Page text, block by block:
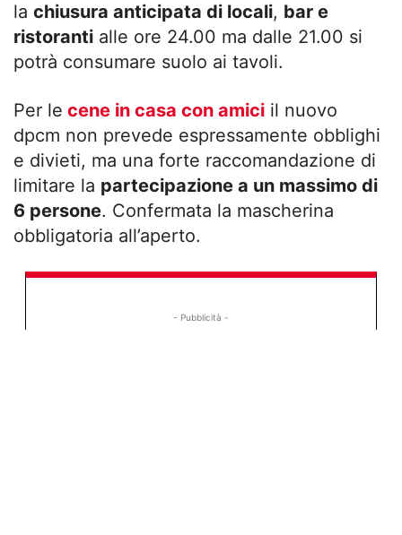
la chiusura anticipata di locali, bar e
ristoranti alle ore 24.00 ma dalle 21.00 si
potrà consumare suolo ai tavoli.
Per le cene in casa con amici il nuovo
dpcm non prevede espressamente obblighi
e divieti, ma una forte raccomandazione di
limitare la partecipazione a un massimo di
6 persone. Confermata la mascherina
obbligatoria all’aperto.
- Pubblicità -